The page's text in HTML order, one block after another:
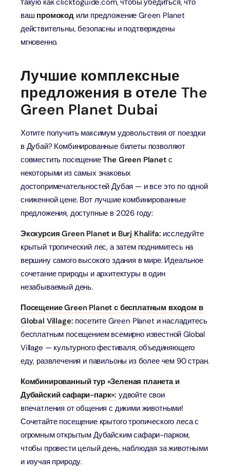
такую ​​как clicktoguide.com, чтобы убедиться, что
ваш промокодили предложение Green Planet
действительны, безопасны и подтверждены
мгновенно.
Лучшие комплексные
предложения в отеле The
Green Planet Dubai
Хотите получить максимум удовольствия от поездки
в Дубай? Комбинированные билеты позволяют
совместить посещениеThe Green Planetс
некоторыми из самых знаковых
достопримечательностей Дубая — и все это по одной
сниженной цене. Вот лучшие комбинированные
предложения, доступные в 2026 году:
Экскурсия Green Planet и Burj Khalifa: исследуйте
крытый тропический лес, а затем поднимитесь на
вершину самого высокого здания в мире. Идеальное
сочетание природы и архитектуры в один
незабываемый день.
Посещение Green Planet с бесплатным входом в
Global Village: посетите Green Planet и насладитесь
бесплатным посещением всемирно известной Global
Village — культурного фестиваля, объединяющего
еду, развлечения и павильоны из более чем 90 стран.
Комбинированный тур «Зеленая планета и
Дубайский сафари-парк»: удвойте свои
впечатления от общения с дикими животными!
Сочетайте посещение крытого тропического леса с
огромным открытым Дубайским сафари-парком,
чтобы провести целый день, наблюдая за животными
и изучая природу.